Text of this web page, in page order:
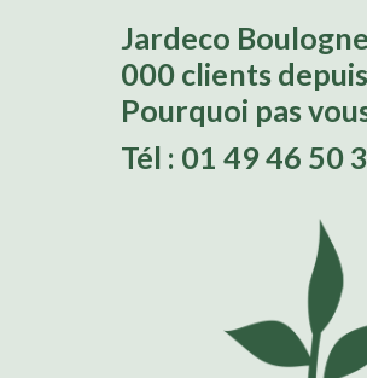
Jardeco
000 clients
Pourquoi pas
Tél : 01 49 46 50